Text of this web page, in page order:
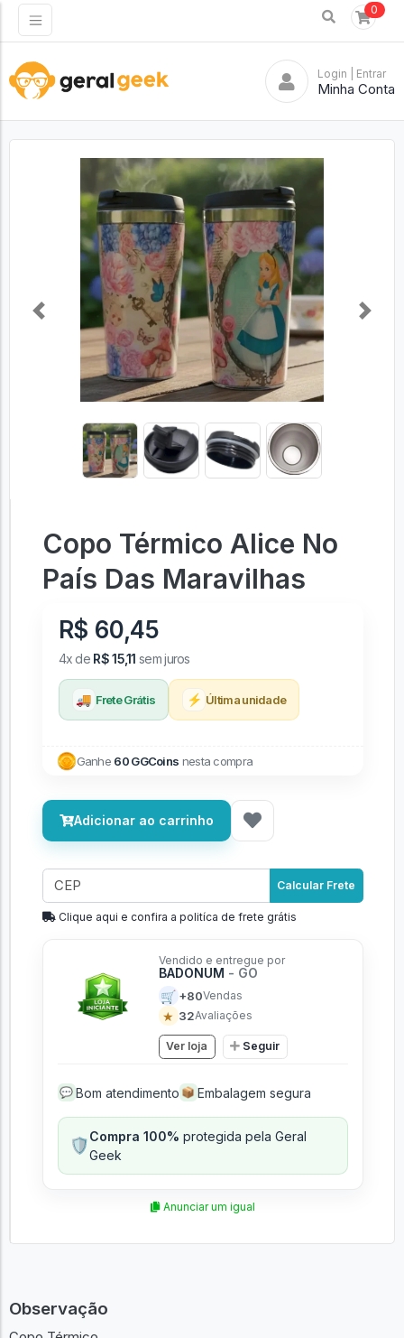
0
Login | Entrar
Minha Conta
Previous Next
Copo Térmico Alice No
País Das Maravilhas
R$ 60,45
4x de R$ 15,11 sem juros
🚚 Frete Grátis ⚡ Última unidade
Ganhe 60 GGCoins nesta compra
Adicionar ao carrinho
Calcular Frete
Clique aqui e confira a politíca de frete grátis
Vendido e entregue por
BADONUM - GO
🛒 +80Vendas
★ 32 Avaliações
Ver loja Seguir
💬Bom atendimento 📦 Embalagem segura
🛡️Compra 100% protegida pela Geral
Geek
Anunciar um igual
Observação
Copo Térmico